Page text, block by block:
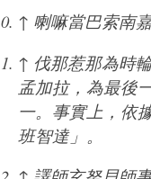
↑ 喇嘛當巴索南
↑ 伐那惹那為時
孟加拉，為最後
一。事實上，依
班智達」。